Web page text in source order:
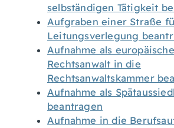
selbständigen Tätigkeit
Aufgraben einer Straße
Leitungsverlegung
Aufnahme als
Rechtsanwalt in die
Rechtsanwaltskammer
Aufnahme als
beantragen
Aufnahme in die